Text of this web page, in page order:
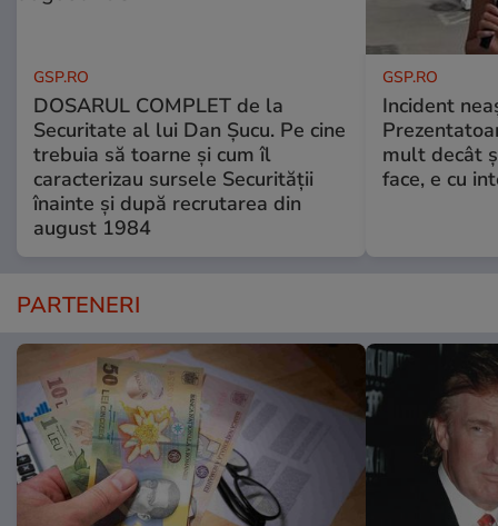
GSP.RO
DOSARUL COMPLET de la
Securitate al lui Dan Șucu. Pe cine
trebuia să toarne și cum îl
caracterizau sursele Securității
înainte și după recrutarea din
august 1984
GSP.RO
Incident
mult decât
face, e cu
PARTENERI